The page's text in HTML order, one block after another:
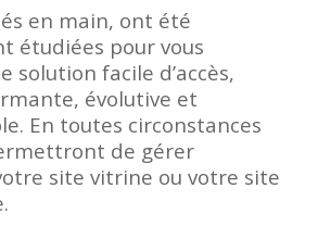
en main, ont été
étudiées pour vous
solution facile d’accès,
évolutive et
En toutes circonstances
de gérer
site vitrine ou votre site